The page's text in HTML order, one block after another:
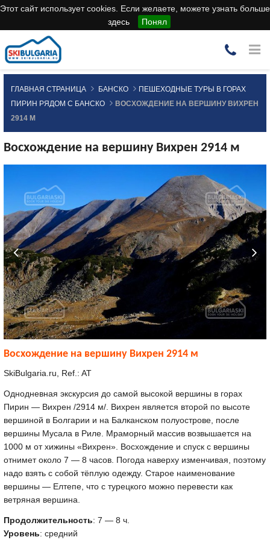
Этот сайт использует cookies. Если желаете, можете узнать больше
здесь
Понял
ГЛАВНАЯ СТРАНИЦА БАНСКО
ПЕШЕХОДНЫЕ ТУРЫ В ГОРАХ
ПИРИН РЯДОМ С БАНСКО
ВОСХОЖДЕНИЕ НА ВЕРШИНУ ВИХРЕН
2914 М
Восхождение на вершину Вихрен 2914 м
Восхождение на вершину Вихрен 2914 м
SkiBulgaria.ru, Ref.: AT
Однодневная экскурсия до самой высокой вершины в горах
Пирин — Вихрен /2914 м/. Вихрен является второй по высоте
вершиной в Болгарии и на Балканском полуострове, после
вершины Мусала в Риле. Мраморный массив возвышается на
1000 м от хижины «Вихрен». Восхождение и спуск с вершины
отнимет около 7 — 8 часов. Погода наверху изменчивая, поэтому
надо взять с собой тёплую одежду. Старое наименование
вершины — Елтепе, что с турецкого можно перевести как
ветряная вершина.
Продолжительность: 7 — 8 ч.
Уровень: средний